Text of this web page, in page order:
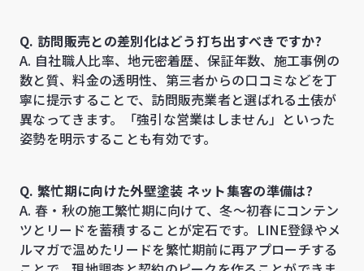
Q. 訪問販売との差別化はどう打ち出すべきですか?
A. 自社職人比率、地元密着歴、保証年数、施工事例の
数と質、料金の透明性、第三者からの口コミなどを丁
寧に提示することで、訪問販売業者と選ばれる土俵が
異なってきます。「強引な営業はしません」といった
姿勢を明示することも有効です。
Q. 繁忙期に向けた外壁塗装 ネット集客の準備は?
A. 春・秋の施工繁忙期に向けて、冬〜初春にコンテン
ツとリードを蓄積することが定石です。LINE登録やメ
ルマガで温めたリードを繁忙期前に再アプローチする